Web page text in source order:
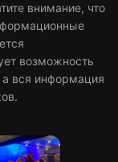
внимание, что
возможность
а вся информация